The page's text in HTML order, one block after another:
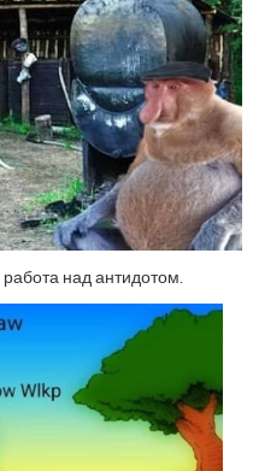
над антидотом.